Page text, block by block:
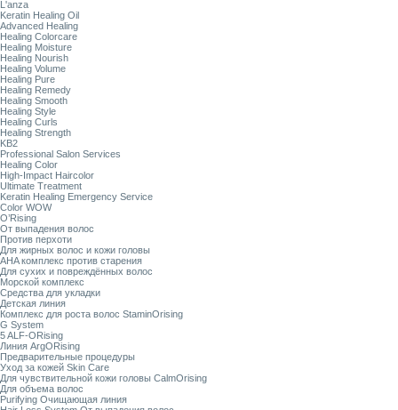
L'anza
Keratin Healing Oil
Advanced Healing
Healing Colorcare
Healing Moisture
Healing Nourish
Healing Volume
Healing Pure
Healing Remedy
Healing Smooth
Healing Style
Healing Curls
Healing Strength
KB2
Professional Salon Services
Healing Color
High-Impact Haircolor
Ultimate Treatment
Keratin Healing Emergency Service
Color WOW
O’Rising
От выпадения волос
Против перхоти
Для жирных волос и кожи головы
AHA комплекс против старения
Для сухих и повреждённых волос
Морской комплекс
Средства для укладки
Детская линия
Комплекс для роста волос StaminOrising
G System
5 ALF-ORising
Линия ArgORising
Предварительные процедуры
Уход за кожей Skin Care
Для чувствительной кожи головы CalmOrising
Для объема волос
Purifying Очищающая линия